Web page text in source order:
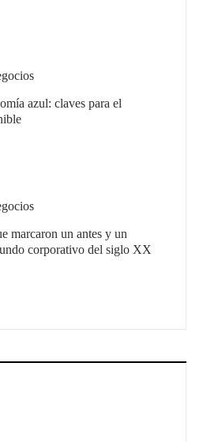
azul: claves para el
marcaron un antes y un
corporativo del siglo XX